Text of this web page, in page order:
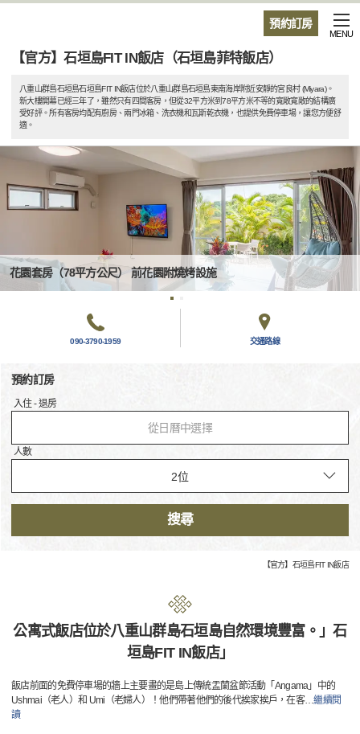
預約訂房
【官方】石垣島FIT IN飯店（石垣島菲特飯店）
MENU
八重山群島石垣島石垣島FIT IN飯店位於八重山群島石垣島東南海岸附近安靜的宮良村 (Miyara)。
新大樓開幕已經三年了，雖然只有四間客房，但從32平方米到78平方米不等的寬敞寬敞的結構廣
受好評。所有客房均配有廚房、兩門冰箱、洗衣機和瓦斯乾衣機，也提供免費停車場，讓您方便舒
適。
花園套房（78平方公尺） 前花園附燒烤設施
090-3790-1959 交通路線
預約訂房
入住 - 退房
從日曆中選擇
人數
搜尋
【官方】石垣島FIT IN飯店
公寓式飯店位於八重山群島石垣島自然環境豐富。」石
垣島FIT IN飯店」
飯店前面的免費停車場的牆上主要畫的是島上傳統盂蘭盆節活動「Angama」中的
Ushmai（老人）和 Umi（老婦人）！他們帶著他們的後代挨家挨戶，在客…繼續閱
讀